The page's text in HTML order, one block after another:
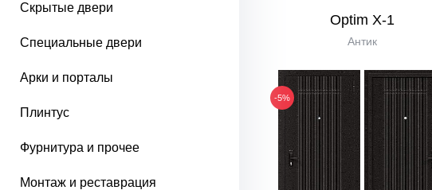
Скрытые двери
Специальные двери
Арки и порталы
Плинтус
Фурнитура и прочее
Монтаж и реставрация
Optim X-1
Антик
-5%